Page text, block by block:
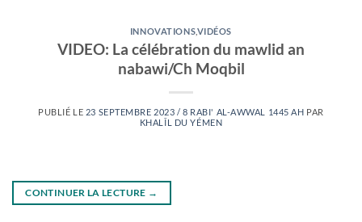
INNOVATIONSVIDÉOS
VIDEO: La célébration du mawlid an
nabawi/Ch Moqbil
PUBLIÉ LE 23 SEPTEMBRE 2023 / 8 RABI' AL-AWWAL 1445 AH PAR
KHALÎL DU YÉMEN
CONTINUER LA LECTURE →